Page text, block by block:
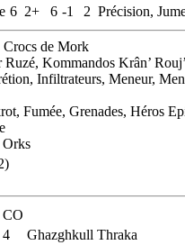
6 2+ 6 -1 2 Précision,
de Mork
Kommandos Krân’
Infiltrateurs, Meneur,
Fumée, Grenades, Héros
Orks
CO
4
Ghazghkull Thraka